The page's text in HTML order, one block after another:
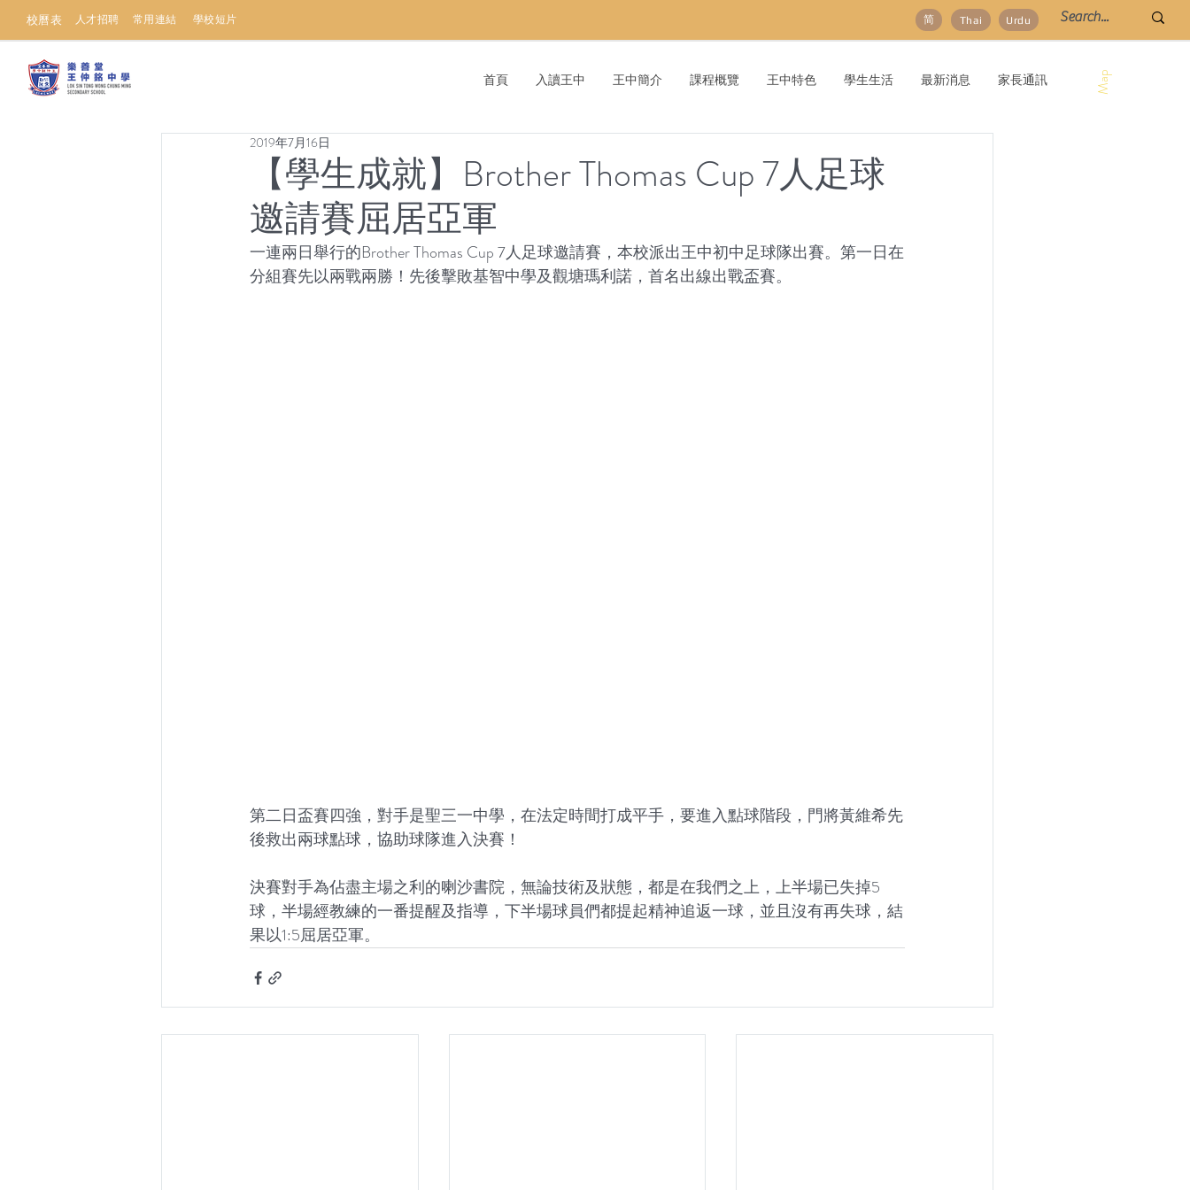
常用連結
人才招聘
校曆表 學校短片
首頁 入讀王中 王中簡介 課程概覽 王中特色 學生生活 最新消息 家長通訊 Map
Urdu
Thai
简
【學生成就】Brother Thomas Cup 7人足球
邀請賽屈居亞軍
2019年7月16日
一連兩日舉行的Brother Thomas Cup 7人足球邀請賽，本校派出王中初中足球隊出賽。第一日在
分組賽先以兩戰兩勝！先後擊敗基智中學及觀塘瑪利諾，首名出線出戰盃賽。
第二日盃賽四強，對手是聖三一中學，在法定時間打成平手，要進入點球階段，門將黃維希先
後救出兩球點球，協助球隊進入決賽！
決賽對手為佔盡主場之利的喇沙書院，無論技術及狀態，都是在我們之上，上半場已失掉5
球，半場經教練的一番提醒及指導，下半場球員們都提起精神追返一球，並且沒有再失球，結
果以1:5屈居亞軍。